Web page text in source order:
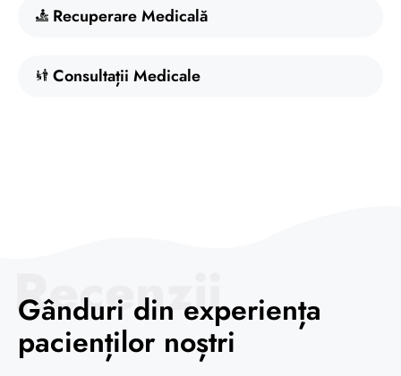
Recuperare Medicală
Consultații Medicale
Recenzii
Gânduri din experiența
pacienților noștri